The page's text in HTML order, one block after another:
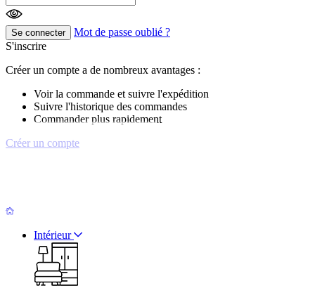
Se connecter
Mot de passe oublié ?
S'inscrire
Créer un compte a de nombreux avantages :
Voir la commande et suivre l'expédition
Suivre l'historique des commandes
Commander plus rapidement
Créer un compte
Intérieur